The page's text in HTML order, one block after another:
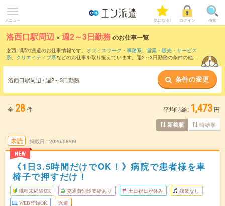
メニュー 気になる! ログイン 検索
洛西口駅周辺 ×週2～3日勤務のお仕事一覧
洛西口駅の派遣のお仕事情報です。 オフィスワーク・事務系、 営業・販売・サービス
系、 クリエイティブ系などのお仕事を取り揃えています。週2～3日勤務の条件の他
洛西口駅周辺 / 週2～3日勤務 条件の変更
全 28件 平均時給: 1,473 円
新着順 時給順
未読
NEW
掲載日 2026/08/09
《1日3.5時間だけでOK！》病院で患者様を車
椅子で押すだけ！
職種未経験OK 交通費別途支給あり 土日祝日が休み 残業なし
WEB登録OK 派遣